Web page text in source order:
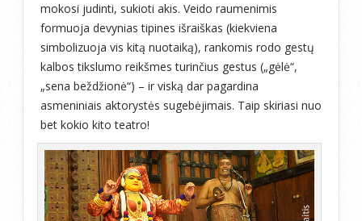
mokosi judinti, sukioti akis. Veido raumenimis
formuoja devynias tipines išraiškas (kiekviena
simbolizuoja vis kitą nuotaiką), rankomis rodo gestų
kalbos tikslumo reikšmes turinčius gestus („gėlė“,
„sena beždžionė“) – ir viską dar pagardina
asmeniniais aktorystės sugebėjimais. Taip skiriasi nuo
bet kokio kito teatro!